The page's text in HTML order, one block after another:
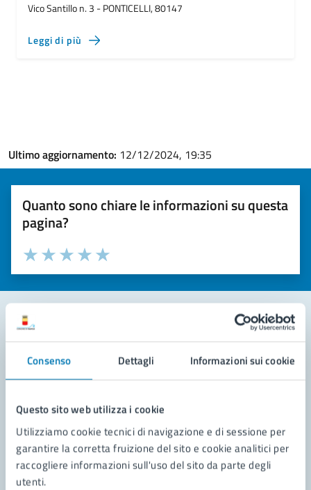
Consenso Dettagli Informazioni sui cookie
Questo sito web utilizza i cookie
Utilizziamo cookie tecnici di navigazione e di sessione per
garantire la corretta fruizione del sito e cookie analitici per
raccogliere informazioni sull'uso del sito da parte degli
utenti.
Vico Santillo n. 3 - PONTICELLI, 80147
Leggi di più
Ultimo aggiornamento: 12/12/2024, 19:35
Quanto sono chiare le informazioni su questa
pagina?
Valuta la chiarezza delle informazioni (da 1 a 5 stelle)
Seleziona il numero di stelle per valutare la chiarezza delle
Valuta 5 stelle su 5
Valuta 4 stelle su 5
Valuta 3 stelle su 5
Valuta 2 stelle su 5
Valuta 1 stelle su 5
Leggi le domande frequenti
Richiedi assistenza
Prenota appuntamento
Problemi in città